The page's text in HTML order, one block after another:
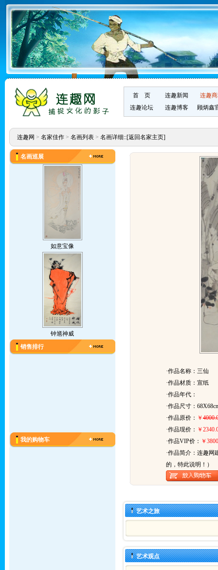
首 页 连趣新闻
连趣
连趣论坛
连趣博客 顾炳鑫
连趣网 > 名家佳作> 名画列表> 名画详细::[返回名家主页]
名画巡展
如意宝像
钟馗神威
销售排行
我的购物车
·作品名称：三仙
·作品材质：宣纸
·作品年代：
·作品尺寸：
·作品原价： ￥
·作品现价： ￥
·作品VIP价： ￥
·作品简介： 连趣网
的，特此说明！）
艺术之旅
艺术观点